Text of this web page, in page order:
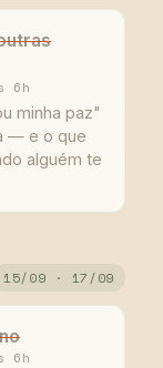
6h
minha paz"
— e o que
alguém te
15/09 · 17/09
6h